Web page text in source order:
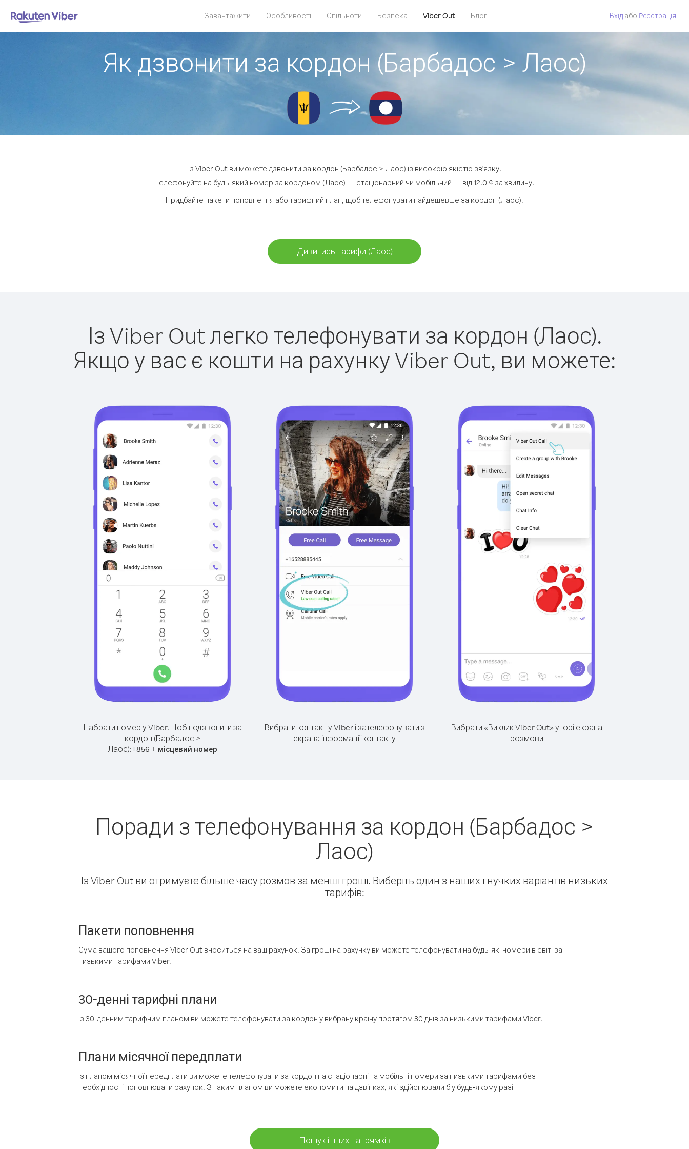
Завантажити Особливості Спільноти Безпека Viber Out Блог Вхід або Pеєстрація
Як дзвонити за кордон (Барбадос > Лаос)
Із Viber Out ви можете дзвонити за кордон (Барбадос > Лаос) із високою якістю зв'язку.
Телефонуйте на будь-який номер за кордоном (Лаос) — стаціонарний чи мобільний — від 12.0 ¢ за хвилину.
Придбайте пакети поповнення або тарифний план, щоб телефонувати найдешевше за кордон (Лаос).
Дивитись тарифи (Лаос)
Із Viber Out легко телефонувати за кордон (Лаос).
Якщо у вас є кошти на рахунку Viber Out, ви можете:
Набрати номер у Viber.Щоб подзвонити за
кордон (Барбадос >
Лаос):+856 + місцевий номер
Вибрати контакт у Viber і зателефонувати з
екрана інформації контакту
Вибрати «Виклик Viber Out» угорі екрана
розмови
Поради з телефонування за кордон (Барбадос >
Лаос)
Із Viber Out ви отримуєте більше часу розмов за менші гроші. Виберіть один з наших гнучких варіантів низьких
тарифів:
Пакети поповнення
Сума вашого поповнення Viber Out вноситься на ваш рахунок. За гроші на рахунку ви можете телефонувати на будь-які номери в світі за
низькими тарифами Viber.
30-денні тарифні плани
Із 30-денним тарифним планом ви можете телефонувати за кордон у вибрану країну протягом 30 днів за низькими тарифами Viber.
Плани місячної передплати
Із планом місячної передплати ви можете телефонувати за кордон на стаціонарні та мобільні номери за низькими тарифами без
необхідності поповнювати рахунок. З таким планом ви можете економити на дзвінках, які здійснювали б у будь-якому разі
Пошук інших напрямків